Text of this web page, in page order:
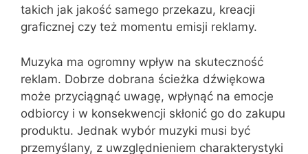
takich jak jakość samego przekazu, kreacji
graficznej czy też momentu emisji reklamy.
Muzyka ma ogromny wpływ na skuteczność
reklam. Dobrze dobrana ścieżka dźwiękowa
może przyciągnąć uwagę, wpłynąć na emocje
odbiorcy i w konsekwencji skłonić go do zakupu
produktu. Jednak wybór muzyki musi być
przemyślany, z uwzględnieniem charakterystyki